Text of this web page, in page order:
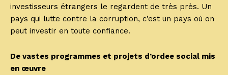
investisseurs étrangers le regardent de très près. Un
pays qui lutte contre la corruption, c’est un pays où on
peut investir en toute confiance.
De vastes programmes et projets d’ordee social mis
en œuvre